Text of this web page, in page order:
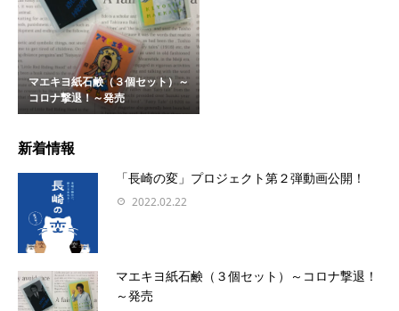
マエキヨ紙石鹸（３個セット）～
コロナ撃退！～発売
新着情報
「長崎の変」プロジェクト第２弾動画公開！
2022.02.22
マエキヨ紙石鹸（３個セット）～コロナ撃退！
～発売